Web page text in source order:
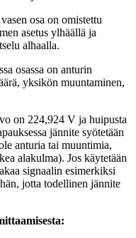
osa on omistettu
asetus ylhäällä ja
alhaalla.
osassa on anturin
yksikön muuntaminen,
on 224,924 V ja huipusta
jännite syötetään
anturia tai muuntimia,
alakulma). Jos käytetään
signaalin esimerkiksi
jotta todellinen jännite